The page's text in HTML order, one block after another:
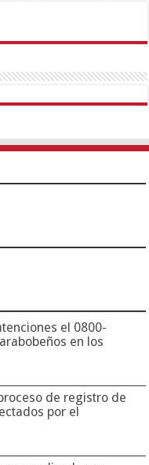
TipobetMatadorbetMariobet
el 0800-
en los
de registro de
por el